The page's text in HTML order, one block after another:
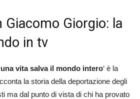
Giacomo Giorgio: la
in tv
vita salva il mondo intero‘ è la
la storia della deportazione degli
ma dal punto di vista di chi ha provato